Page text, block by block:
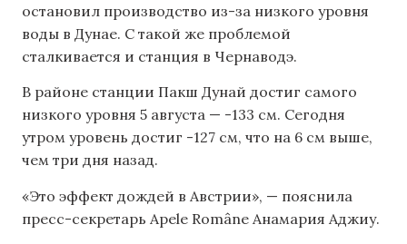
остановил производство из-за низкого уровня
воды в Дунае. С такой же проблемой
сталкивается и станция в Чернаводэ.
В районе станции Пакш Дунай достиг самого
низкого уровня 5 августа — -133 см. Сегодня
утром уровень достиг -127 см, что на 6 см выше,
чем три дня назад.
«Это эффект дождей в Австрии», — пояснила
пресс-секретарь Apele Române Анамария Аджиу.